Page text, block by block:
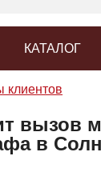
КАТАЛОГ
клиентов
вызов
в